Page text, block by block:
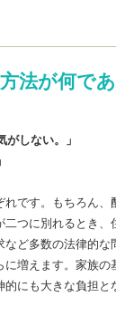
法が何で
がしない。」
です。もちろん
つに別れるとき
ど多数の法律的
増えます。家族
にも大きな負担と